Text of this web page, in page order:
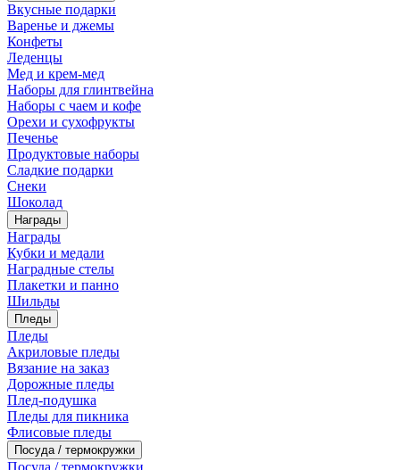
Вкусные подарки
Варенье и джемы
Конфеты
Леденцы
Мед и крем-мед
Наборы для глинтвейна
Наборы с чаем и кофе
Орехи и сухофрукты
Печенье
Продуктовые наборы
Сладкие подарки
Снеки
Шоколад
Награды
Награды
Кубки и медали
Наградные стелы
Плакетки и панно
Шильды
Пледы
Пледы
Акриловые пледы
Вязание на заказ
Дорожные пледы
Плед-подушка
Пледы для пикника
Флисовые пледы
Посуда / термокружки
Посуда / термокружки